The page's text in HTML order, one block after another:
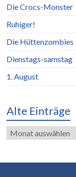
Die Crocs-Monster
Ruhiger!
Die Hüttenzombies
Dienstags-samstag
1. August
Alte Einträge
Alte
Einträge